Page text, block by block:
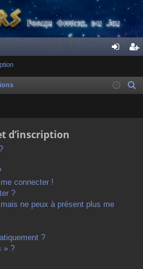
ne cri
d’inscription
connecter !
?
ne peux à présent plus me
?
» ?